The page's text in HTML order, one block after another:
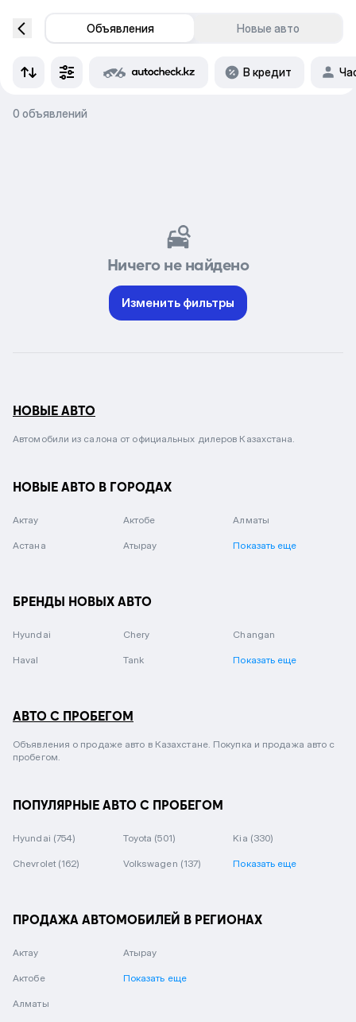
Объявления Новые авто
В кредит
0 объявлений
Ничего не найдено
Изменить фильтры
НОВЫЕ АВТО
Автомобили из салона от официальных дилеров Казахстана.
НОВЫЕ АВТО В ГОРОДАХ
Актау Актобе Алматы
Астана Атырау Показать еще
БРЕНДЫ НОВЫХ АВТО
Hyundai Chery Changan
Haval Tank Показать еще
АВТО С ПРОБЕГОМ
Объявления о продаже авто в Казахстане. Покупка и продажа авто с
пробегом.
ПОПУЛЯРНЫЕ АВТО С ПРОБЕГОМ
Hyundai (754) Toyota (501) Kia (330)
Chevrolet (162) Volkswagen (137) Показать еще
ПРОДАЖА АВТОМОБИЛЕЙ В РЕГИОНАХ
Актау
Актобе
Алматы
Атырау
Показать еще